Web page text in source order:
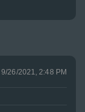
9/26/2021, 2:48 PM